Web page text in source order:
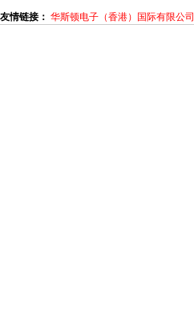
友情链接： 华斯顿电子（香港）国际有限公司